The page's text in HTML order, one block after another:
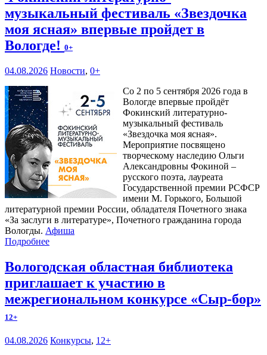
музыкальный фестиваль «Звездочка
моя ясная» впервые пройдет в
Вологде! 0+
04.08.2026 Новости, 0+
Со 2 по 5 сентября 2026 года в
Вологде впервые пройдёт
Фокинский литературно-
музыкальный фестиваль
«Звездочка моя ясная».
Мероприятие посвящено
творческому наследию Ольги
Александровны Фокиной –
русского поэта, лауреата
Государственной премии РСФСР
имени М. Горького, Большой
литературной премии России, обладателя Почетного знака
«За заслуги в литературе», Почетного гражданина города
Вологды. Афиша
Подробнее
Вологодская областная библиотека
приглашает к участию в
межрегиональном конкурсе «Сыр-бор»
12+
04.08.2026 Конкурсы, 12+